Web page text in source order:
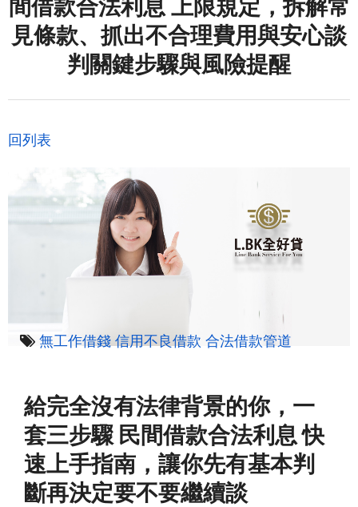
間借款合法利息 上限規定，拆解常
見條款、抓出不合理費用與安心談
判關鍵步驟與風險提醒
回列表
無工作借錢 信用不良借款 合法借款管道
給完全沒有法律背景的你，一
套三步驟 民間借款合法利息 快
速上手指南，讓你先有基本判
斷再決定要不要繼續談